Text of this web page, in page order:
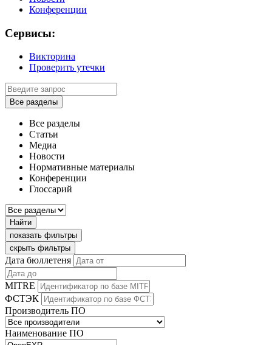
Конференции
Сервисы:
Викторина
Проверить утечки
Все разделы
Все разделы
Статьи
Медиа
Новости
Нормативные материалы
Конференции
Глоссарий
Найти
показать фильтры
скрыть фильтры
Дата бюллетеня
MITRE
ФСТЭК
Производитель ПО
Наименование ПО